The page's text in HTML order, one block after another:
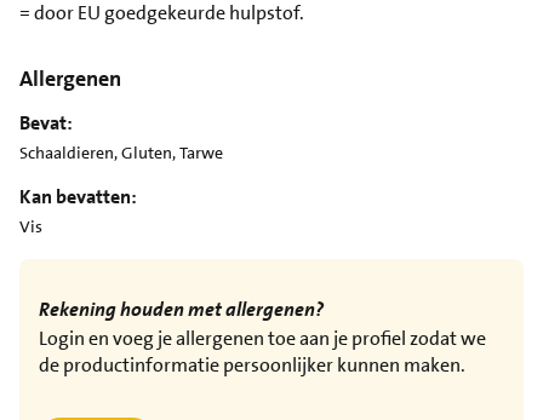
= door EU goedgekeurde hulpstof.
Allergenen
Bevat:
Schaaldieren, Gluten, Tarwe
Kan bevatten:
Vis
Rekening houden met allergenen?
Login en voeg je allergenen toe aan je profiel zodat we
de productinformatie persoonlijker kunnen maken.